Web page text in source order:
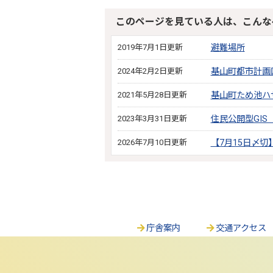
このページを見ている人は、こん
2019年7月1日更新 避難場所
2024年2月2日更新 基山町都市計画
2021年5月28日更新 基山町ため池
2023年3月31日更新 住民公開型GIS
2026年7月10日更新 【7月15日〆
庁舎案内 交通アクセス